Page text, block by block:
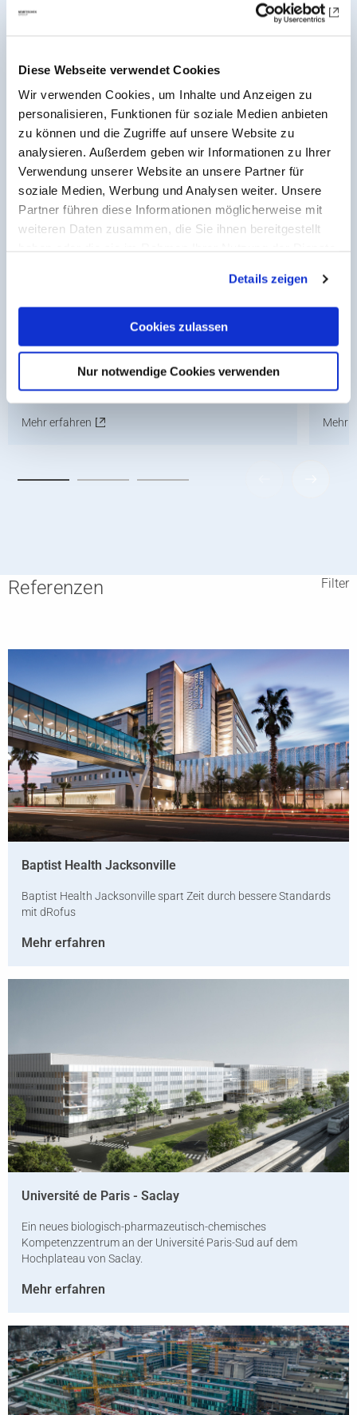
Diese Webseite verwendet Cookies
Wir verwenden Cookies, um Inhalte und Anzeigen zu
personalisieren, Funktionen für soziale Medien anbieten
zu können und die Zugriffe auf unsere Website zu
analysieren. Außerdem geben wir Informationen zu Ihrer
Verwendung unserer Website an unsere Partner für
soziale Medien, Werbung und Analysen weiter. Unsere
Partner führen diese Informationen möglicherweise mit
weiteren Daten zusammen, die Sie ihnen bereitgestellt
uns, die Cookies einzusetzen, welche unter "Details
zeigen" beschrieben werden. Sie können Ihre Einwilligung
jederzeit anpassen oder widerrufen. Damit Sie alle Inhalte
wie z.B. News sehen können, wählen Sie bitte „Cookies
Details zeigen
Cookies zulassen
Nur notwendige Cookies verwenden
zugänglich sind.
dRofus
Zugang zu Gebäudeinformationen für alle
Projektbeteiligten.
Mehr erfahren
AEC/
Mehr
Referenzen Filter
Baptist Health Jacksonville
Baptist Health Jacksonville spart Zeit durch bessere Standards
mit dRofus
Mehr erfahren
Université de Paris­ - Saclay
Ein neues biologisch-pharmazeutisch-chemisches
Kompetenzzentrum an der Université Paris-Sud auf dem
Hochplateau von Saclay.
Mehr erfahren